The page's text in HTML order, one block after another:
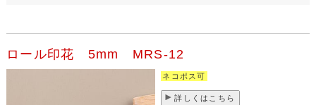
ロール印花 5mm MRS-12
ネコポス可
詳しくはこちら